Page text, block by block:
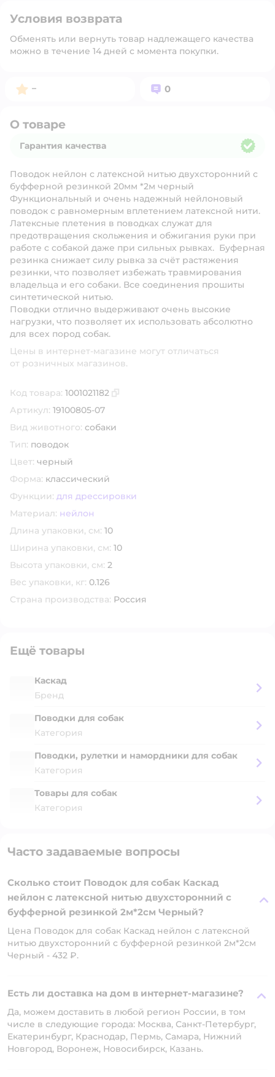
Условия возврата
Обменять или вернуть товар надлежащего качества
можно в течение 14 дней с момента покупки.
Рейтинг:
– Вопросов:
0
О товаре
Гарантия качества
Поводок нейлон с латексной нитью двухсторонний с
буфферной резинкой 20мм *2м черный
Функциональный и очень надежный нейлоновый
поводок с равномерным вплетением латексной нити.
Латексные плетения в поводках служат для
предотвращения скольжения и обжигания руки при
работе с собакой даже при сильных рывках. Буферная
резинка снижает силу рывка за счёт растяжения
резинки, что позволяет избежать травмирования
владельца и его собаки. Все соединения прошиты
синтетической нитью.
Поводки отлично выдерживают очень высокие
нагрузки, что позволяет их использовать абсолютно
для всех пород собак.
Цены в интернет-магазине могут отличаться
от розничных магазинов.
Код товара: 1001021182
Артикул: 19100805-07
Вид животного: собаки
Тип: поводок
Цвет: черный
Форма: классический
Функции: для дрессировки
Материал: нейлон
Длина упаковки, см: 10
Ширина упаковки, см: 10
Высота упаковки, см: 2
Вес упаковки, кг: 0.126
Страна производства: Россия
Ещё товары
Каскад
Бренд
Поводки для собак
Категория
Поводки, рулетки и намордники для собак
Категория
Товары для собак
Категория
Часто задаваемые вопросы
Сколько стоит Поводок для собак Каскад
нейлон с латексной нитью двухсторонний с
буфферной резинкой 2м*2см Черный?
Цена Поводок для собак Каскад нейлон с латексной
нитью двухсторонний с буфферной резинкой 2м*2см
Черный - 432 ₽.
Есть ли доставка на дом в интернет-магазине?
Да, можем доставить в любой регион России, в том
числе в следующие города: Москва, Санкт-Петербург,
Екатеринбург, Краснодар, Пермь, Самара, Нижний
Новгород, Воронеж, Новосибирск, Казань.